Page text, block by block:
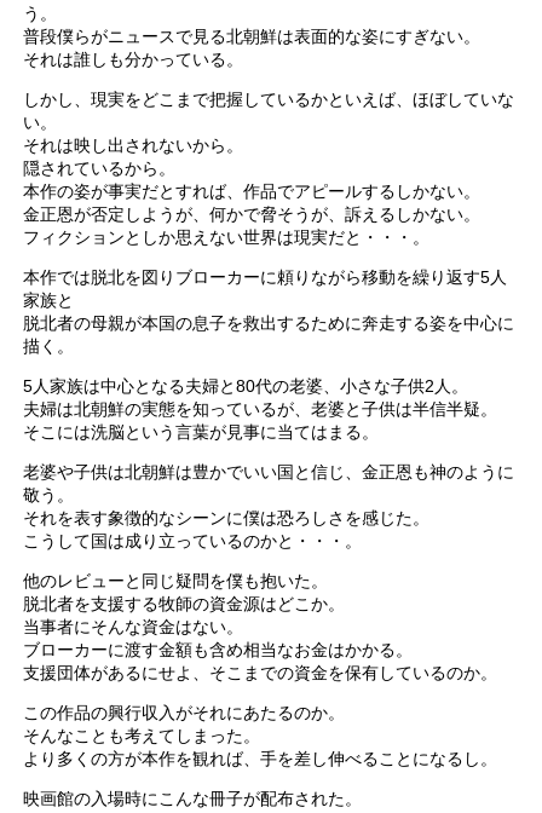
う。
普段僕らがニュースで見る北朝鮮は表面的な姿にすぎない。
それは誰しも分かっている。
しかし、現実をどこまで把握しているかといえば、ほぼしていな
い。
それは映し出されないから。
隠されているから。
本作の姿が事実だとすれば、作品でアピールするしかない。
金正恩が否定しようが、何かで脅そうが、訴えるしかない。
フィクションとしか思えない世界は現実だと・・・。
本作では脱北を図りブローカーに頼りながら移動を繰り返す5人
家族と
脱北者の母親が本国の息子を救出するために奔走する姿を中心に
描く。
5人家族は中心となる夫婦と80代の老婆、小さな子供2人。
夫婦は北朝鮮の実態を知っているが、老婆と子供は半信半疑。
そこには洗脳という言葉が見事に当てはまる。
老婆や子供は北朝鮮は豊かでいい国と信じ、金正恩も神のように
敬う。
それを表す象徴的なシーンに僕は恐ろしさを感じた。
こうして国は成り立っているのかと・・・。
他のレビューと同じ疑問を僕も抱いた。
脱北者を支援する牧師の資金源はどこか。
当事者にそんな資金はない。
ブローカーに渡す金額も含め相当なお金はかかる。
支援団体があるにせよ、そこまでの資金を保有しているのか。
この作品の興行収入がそれにあたるのか。
そんなことも考えてしまった。
より多くの方が本作を観れば、手を差し伸べることになるし。
映画館の入場時にこんな冊子が配布された。